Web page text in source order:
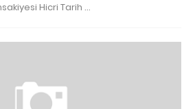
Hicri Tarih …